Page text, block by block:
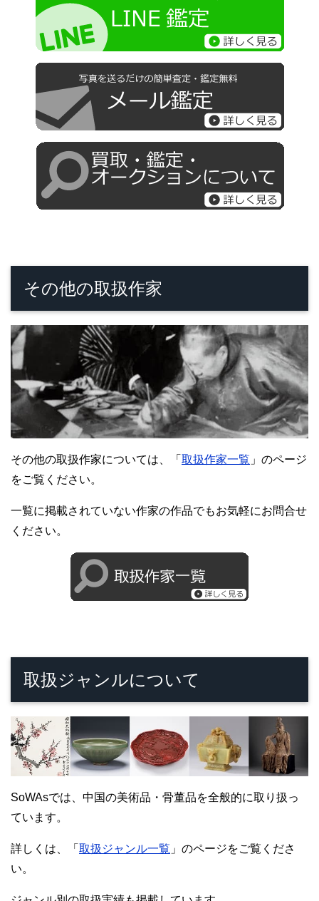
その他の取扱作家
その他の取扱作家については、「 取扱作家一覧 」のページ
をご覧ください。
一覧に掲載されていない作家の作品でもお気軽にお問合せ
ください。
取扱ジャンルについて
SoWAsでは、中国の美術品・骨董品を全般的に取り扱っ
ています。
詳しくは、「 取扱ジャンル一覧 」のページをご覧くださ
い。